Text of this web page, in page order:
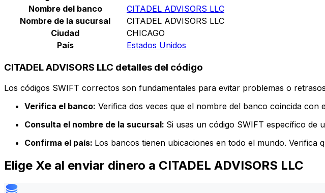
Nombre del banco
CITADEL ADVISORS LLC
Nombre de la sucursal
CITADEL ADVISORS LLC
Ciudad
CHICAGO
País
Estados Unidos
CITADEL ADVISORS LLC detalles del código
Los códigos SWIFT correctos son fundamentales para evitar problemas o
Verifica el banco: Verifica dos veces que el nombre del banco coincida con
Consulta el nombre de la sucursal: Si usas un código SWIFT específico de
Confirma el país: Los bancos tienen ubicaciones en todo el mundo. Verifica
Elige Xe al enviar dinero a CITADEL ADVISORS LLC